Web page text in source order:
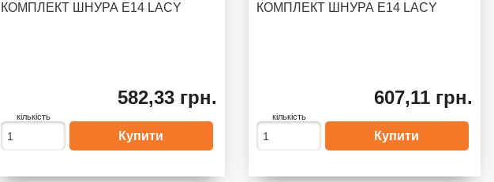
КОМПЛЕКТ ШНУРА E14 LACY
582,33 грн.
кількість
КОМПЛЕКТ ШНУРА E14 LACY
607,11 грн.
кількість